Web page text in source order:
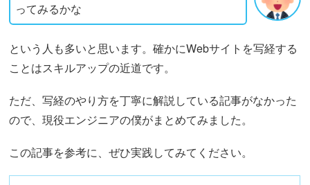
ってみるかな
という人も多いと思います。確かにWebサイトを写経する
ことはスキルアップの近道です。
ただ、写経のやり方を丁寧に解説している記事がなかった
ので、現役エンジニアの僕がまとめてみました。
この記事を参考に、ぜひ実践してみてください。